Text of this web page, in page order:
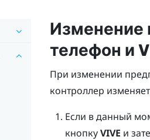
Изменение
телефон и
При изменении
контроллер
Если в данный
кнопкуVIVE и